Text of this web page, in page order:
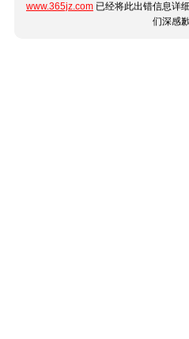
www.365jz.com 已经将此出错信息详
们深感